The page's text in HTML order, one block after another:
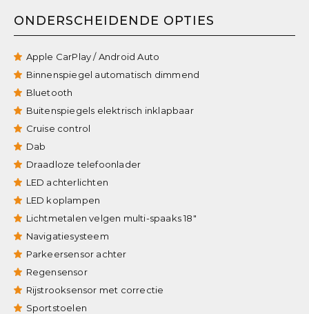
ONDERSCHEIDENDE OPTIES
Apple CarPlay / Android Auto
Binnenspiegel automatisch dimmend
Bluetooth
Buitenspiegels elektrisch inklapbaar
Cruise control
Dab
Draadloze telefoonlader
LED achterlichten
LED koplampen
Lichtmetalen velgen multi-spaaks 18"
Navigatiesysteem
Parkeersensor achter
Regensensor
Rijstrooksensor met correctie
Sportstoelen